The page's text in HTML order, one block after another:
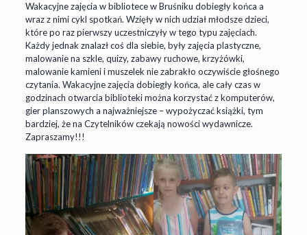
Wakacyjne zajęcia w bibliotece w Bruśniku dobiegły końca a
wraz z nimi cykl spotkań. Wzięły w nich udział młodsze dzieci,
które po raz pierwszy uczestniczyły w tego typu zajęciach.
Każdy jednak znalazł coś dla siebie, były zajęcia plastyczne,
malowanie na szkle, quizy, zabawy ruchowe, krzyżówki,
malowanie kamieni i muszelek nie zabrakło oczywiście głośnego
czytania. Wakacyjne zajęcia dobiegły końca, ale cały czas w
godzinach otwarcia biblioteki można korzystać z komputerów,
gier planszowych a najważniejsze – wypożyczać książki, tym
bardziej, że na Czytelników czekają nowości wydawnicze.
Zapraszamy!!!